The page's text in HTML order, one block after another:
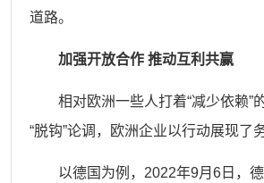
道路。
加强开放合作 推动互利共赢
相对欧洲一些人打着“减少依赖”
“脱钩”论调，欧洲企业以行动展现了
以德国为例， 2022年9月6日，